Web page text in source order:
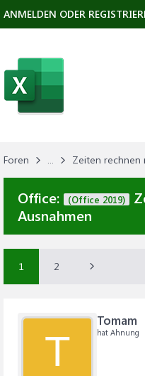
Foren ... Zeiten rechnen
Office: (Office 2019)
Ausnahmen
1 2
T
Tomam
hat Ahnung
ANMELDEN ODER